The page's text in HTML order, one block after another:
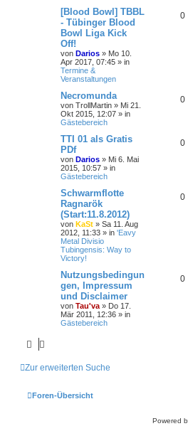
[Blood Bowl] TBBL
- Tübinger Blood
Bowl Liga Kick
Off!
von Darios » Mo 10.
Apr 2017, 07:45 » in
Termine &
Veranstaltungen
0
Necromunda
von TrollMartin » Mi 21.
Okt 2015, 12:07 » in
Gästebereich
0
TTI 01 als Gratis
PDf
von Darios » Mi 6. Mai
2015, 10:57 » in
Gästebereich
0
Schwarmflotte
Ragnarök
(Start:11.8.2012)
von KaSt » Sa 11. Aug
2012, 11:33 » in 'Eavy
Metal Divisio
Tubingensis: Way to
Victory!
0
Nutzungsbedingun
gen, Impressum
und Disclaimer
von Tau'va » Do 17.
Mär 2011, 12:36 » in
Gästebereich
0
Zur erweiterten Suche
Foren-Übersicht
Powered